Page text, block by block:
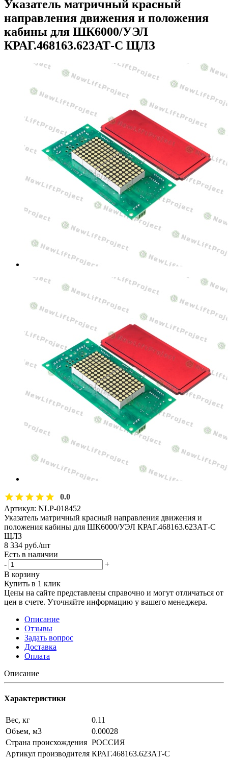
Указатель матричный красный
направления движения и положения
кабины для ШК6000/УЭЛ
КРАГ.468163.623АТ-С ЩЛЗ
0.0
Артикул: NLP-018452
Указатель матричный красный направления движения и
положения кабины для ШК6000/УЭЛ КРАГ.468163.623АТ-С
ЩЛЗ
8 334 руб./шт
Есть в наличии
-
+
В корзину
Купить в 1 клик
Цены на сайте представлены справочно и могут отличаться от
цен в счете. Уточняйте информацию у вашего менеджера.
Описание
Отзывы
Задать вопрос
Доставка
Оплата
Описание
Характеристики
Вес, кг
0.11
Объем, м3
0.00028
Страна происхождения РОССИЯ
Артикул производителя КРАГ.468163.623АТ-С